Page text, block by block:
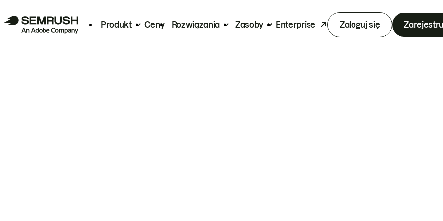
Produkt Ceny Rozwiązania Zasoby Enterprise Zaloguj się